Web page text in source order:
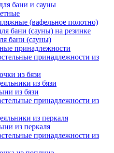
бани и сауны
(вафельное полотно)
бани (сауны) на резинке
бани (сауны)
принадлежности
принадлежности из
из бязи
из бязи
из бязи
принадлежности из
из перкаля
из перкаля
принадлежности из